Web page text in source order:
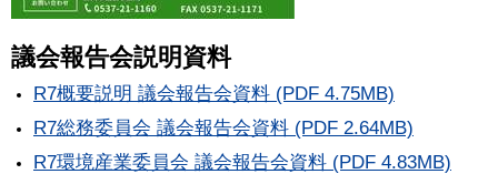
議会報告会説明資料
R7概要説明 議会報告会資料 (PDF 4.75MB)
R7総務委員会 議会報告会資料 (PDF 2.64MB)
R7環境産業委員会 議会報告会資料 (PDF 4.83MB)